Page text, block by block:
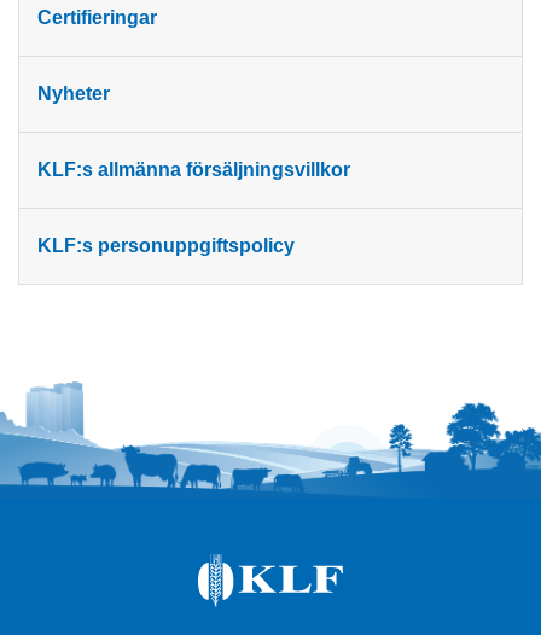
Certifieringar
Nyheter
KLF:s allmänna försäljningsvillkor
KLF:s personuppgiftspolicy